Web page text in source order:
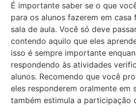
É importante saber se o que
para os alunos fazerem em casa
sala de aula. Você só deve
contendo aquilo que eles
isso é sempre importante
respondendo às atividades
alunos. Recomendo que você
eles responderem oralmente em
também estimula a participação